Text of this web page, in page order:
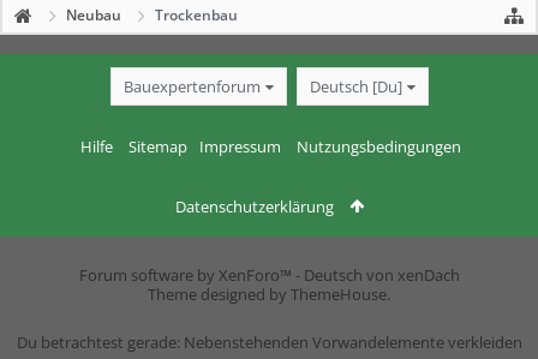
Neubau Trockenbau
Bauexpertenforum Deutsch [Du]
Hilfe Sitemap Impressum Nutzungsbedingungen
Datenschutzerklärung
Forum software by XenForo™ - Deutsch von xenDach
Theme designed by ThemeHouse.
Du betrachtest gerade: Nebenstehenden Vorwandelemente verkleiden